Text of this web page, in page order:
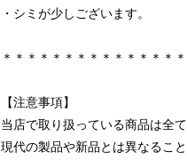
・シミが少しございます。
＊＊＊＊＊＊＊＊＊＊＊＊＊＊
【注意事項】
当店で取り扱っている商品は全
現代の製品や新品とは異なること